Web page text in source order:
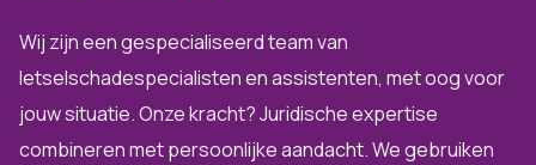
Wij zijn een gespecialiseerd team van
letselschadespecialisten en assistenten, met oog voor
jouw situatie. Onze kracht? Juridische expertise
combineren met persoonlijke aandacht. We gebruiken